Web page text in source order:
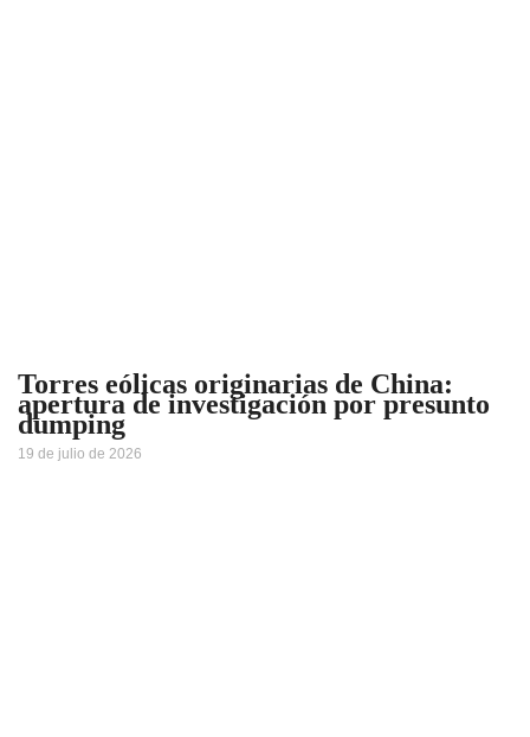
Torres eólicas originarias de China:
apertura de investigación por presunto
dumping
19 de julio de 2026